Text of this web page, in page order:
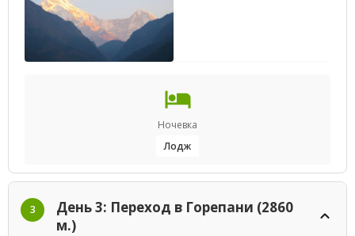
Ночевка
Лодж
3
День 3: Переход в Горепани (2860
м.)